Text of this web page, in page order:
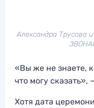
Александра Трусова
«Вы же не знаете,
что могу сказать»,
Хотя дата